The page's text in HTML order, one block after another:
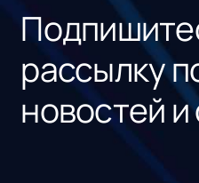
рассылку
новостей